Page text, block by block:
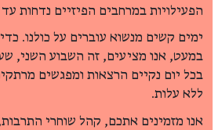
הפעילויות במרחבים הפיזיים נדחות
ימים קשים מנשוא עוברים על כולנו.
במעט, אנו מציעים, זה השבוע השני,
בכל יום נקיים הרצאות ומפגשים
ללא עלות.
אנו מזמינים אתכם, קהל שוחרי